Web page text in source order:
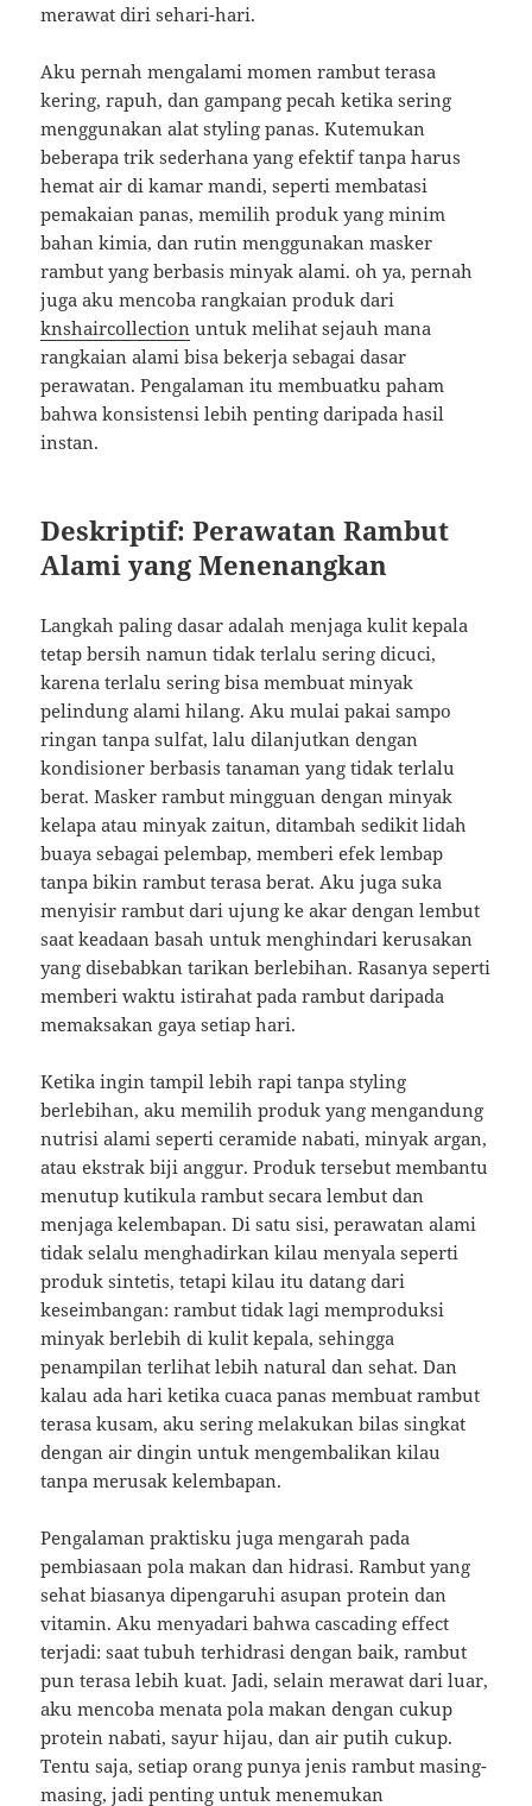
merawat diri sehari-hari.
Aku pernah mengalami momen rambut terasa
kering, rapuh, dan gampang pecah ketika sering
menggunakan alat styling panas. Kutemukan
beberapa trik sederhana yang efektif tanpa harus
hemat air di kamar mandi, seperti membatasi
pemakaian panas, memilih produk yang minim
bahan kimia, dan rutin menggunakan masker
rambut yang berbasis minyak alami. oh ya, pernah
juga aku mencoba rangkaian produk dari
knshaircollection untuk melihat sejauh mana
rangkaian alami bisa bekerja sebagai dasar
perawatan. Pengalaman itu membuatku paham
bahwa konsistensi lebih penting daripada hasil
instan.
Deskriptif: Perawatan Rambut
Alami yang Menenangkan
Langkah paling dasar adalah menjaga kulit kepala
tetap bersih namun tidak terlalu sering dicuci,
karena terlalu sering bisa membuat minyak
pelindung alami hilang. Aku mulai pakai sampo
ringan tanpa sulfat, lalu dilanjutkan dengan
kondisioner berbasis tanaman yang tidak terlalu
berat. Masker rambut mingguan dengan minyak
kelapa atau minyak zaitun, ditambah sedikit lidah
buaya sebagai pelembap, memberi efek lembap
tanpa bikin rambut terasa berat. Aku juga suka
menyisir rambut dari ujung ke akar dengan lembut
saat keadaan basah untuk menghindari kerusakan
yang disebabkan tarikan berlebihan. Rasanya seperti
memberi waktu istirahat pada rambut daripada
memaksakan gaya setiap hari.
Ketika ingin tampil lebih rapi tanpa styling
berlebihan, aku memilih produk yang mengandung
nutrisi alami seperti ceramide nabati, minyak argan,
atau ekstrak biji anggur. Produk tersebut membantu
menutup kutikula rambut secara lembut dan
menjaga kelembapan. Di satu sisi, perawatan alami
tidak selalu menghadirkan kilau menyala seperti
produk sintetis, tetapi kilau itu datang dari
keseimbangan: rambut tidak lagi memproduksi
minyak berlebih di kulit kepala, sehingga
penampilan terlihat lebih natural dan sehat. Dan
kalau ada hari ketika cuaca panas membuat rambut
terasa kusam, aku sering melakukan bilas singkat
dengan air dingin untuk mengembalikan kilau
tanpa merusak kelembapan.
Pengalaman praktisku juga mengarah pada
pembiasaan pola makan dan hidrasi. Rambut yang
sehat biasanya dipengaruhi asupan protein dan
vitamin. Aku menyadari bahwa cascading effect
terjadi: saat tubuh terhidrasi dengan baik, rambut
pun terasa lebih kuat. Jadi, selain merawat dari luar,
aku mencoba menata pola makan dengan cukup
protein nabati, sayur hijau, dan air putih cukup.
Tentu saja, setiap orang punya jenis rambut masing-
masing, jadi penting untuk menemukan